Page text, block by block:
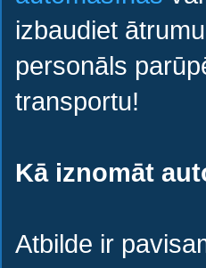
izbaudiet
personāls
transportu!
Kā iznomāt
Atbilde ir